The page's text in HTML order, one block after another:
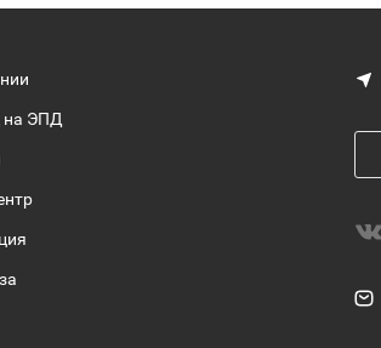
на ЭПД